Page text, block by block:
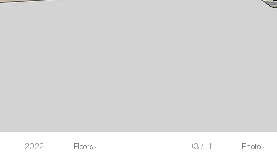
이지 백그라운드 이미지.jpg
2022
Floors :
+3 / -1
Photo :